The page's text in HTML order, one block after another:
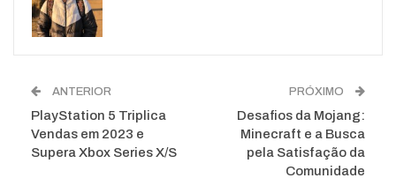
ANTERIOR
PlayStation 5 Triplica
Vendas em 2023 e
Supera Xbox Series X/S
PRÓXIMO
Desafios da Mojang:
Minecraft e a Busca
pela Satisfação da
Comunidade